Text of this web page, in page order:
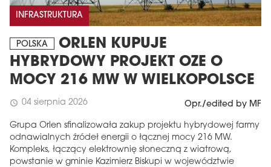
INFRASTRUKTURA
POLSKA
ORLEN KUPUJE
HYBRYDOWY PROJEKT OZE O
MOCY 216 MW W WIELKOPOLSCE
schedule 04 sierpnia 2026 Opr./edited by MF
Grupa Orlen sfinalizowała zakup projektu hybrydowej farmy
odnawialnych źródeł energii o łącznej mocy 216 MW.
Kompleks, łączący elektrownię słoneczną z wiatrową,
powstanie w gminie Kazimierz Biskupi w województwie